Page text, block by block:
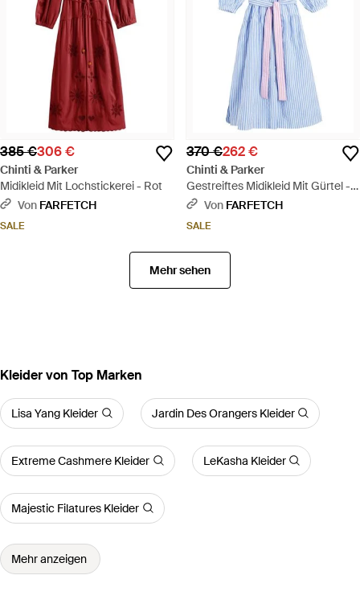
385 €306 €
Chinti & Parker
Midikleid Mit Lochstickerei - Rot
Von FARFETCH
SALE
370 €262 €
Chinti & Parker
Gestreiftes Midikleid Mit Gürtel -
BlauVon FARFETCH
SALE
Mehr sehen
Kleider von Top Marken
Lisa Yang Kleider Jardin Des Orangers Kleider
Extreme Cashmere Kleider LeKasha Kleider
Majestic Filatures Kleider
Mehr anzeigen